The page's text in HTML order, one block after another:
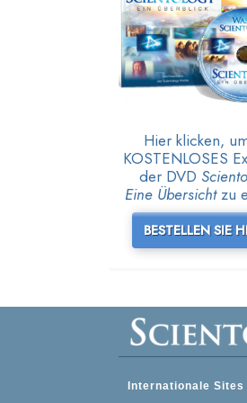
Hier klicken,
KOSTENLOSES
der DVD
Eine Übersichtzu
BESTELLEN SIE
Internationale Sites